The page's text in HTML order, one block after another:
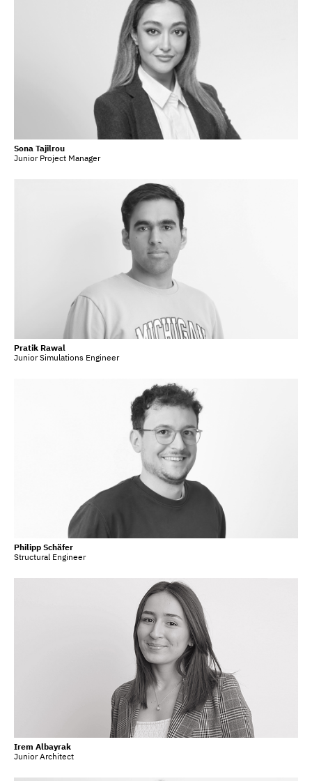
Sona Tajilrou
Junior Project Manager
Pratik Rawal
Junior Simulations Engineer
Philipp Schäfer
Structural Engineer
Irem Albayrak
Junior Architect